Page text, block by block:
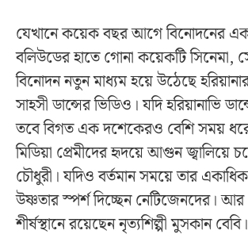
যেখানে কয়েক বছর আগে বিনোদনের
বলিউডের হাতে গোনা কয়েকটি
বিনোদন নতুন মাধ্যম হয়ে উঠেছে
সাহসী ডান্সের ভিডিও। যদি হরিয়ানাভি
তবে বিগত এক দশেকেরও বেশি সময়
মিডিয়া প্রেমীদের হৃদয়ে আগুন জ্বালিয়ে
চৌধুরী। যদিও বর্তমান সময়ে তার একাধিক
উষ্ণতার স্পর্শ দিচ্ছেন নেটিজেনদের।
শীর্ষস্থানে রয়েছেন নৃত্যশিল্পী মুসকান বেবি।